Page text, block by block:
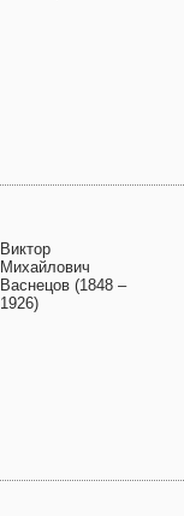
Виктор
Михайлович
Васнецов (1848 –
1926)